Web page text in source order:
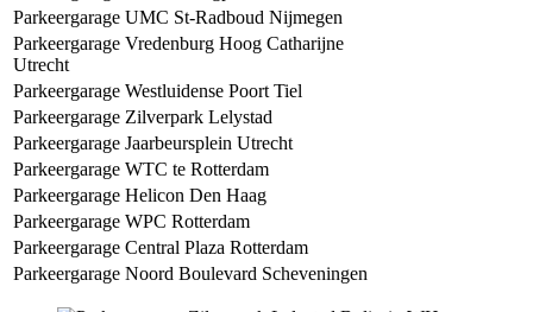
Parkeergarage UMC St-Radboud Nijmegen
Parkeergarage Vredenburg Hoog Catharijne
Utrecht
Parkeergarage Westluidense Poort Tiel
Parkeergarage Zilverpark Lelystad
Parkeergarage Jaarbeursplein Utrecht
Parkeergarage WTC te Rotterdam
Parkeergarage Helicon Den Haag
Parkeergarage WPC Rotterdam
Parkeergarage Central Plaza Rotterdam
Parkeergarage Noord Boulevard Scheveningen